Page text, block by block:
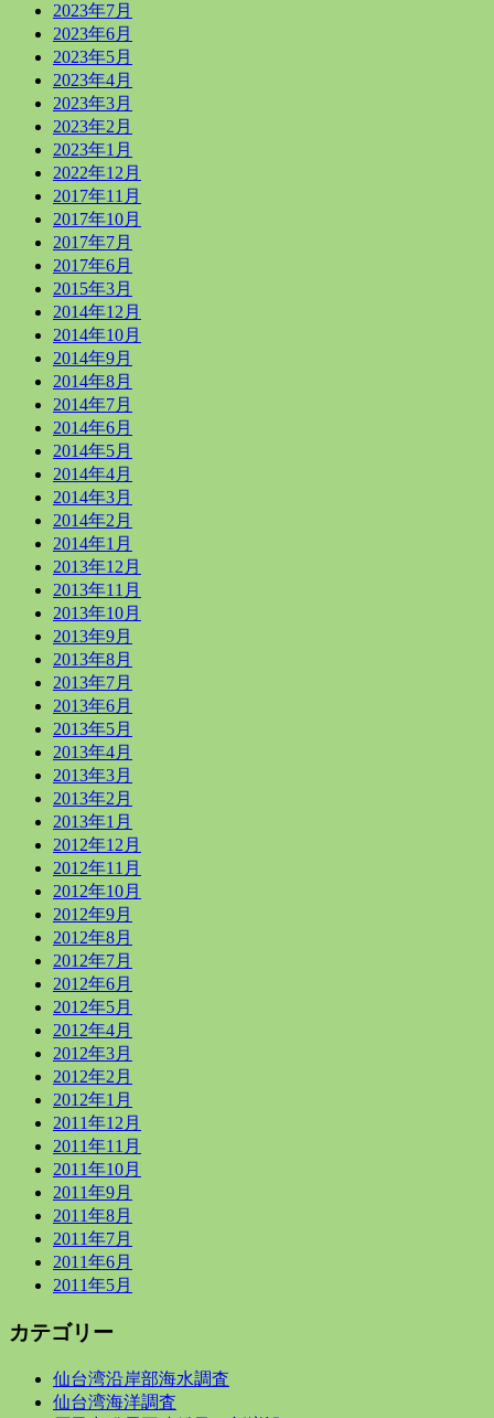
2023年7月
2023年6月
2023年5月
2023年4月
2023年3月
2023年2月
2023年1月
2022年12月
2017年11月
2017年10月
2017年7月
2017年6月
2015年3月
2014年12月
2014年10月
2014年9月
2014年8月
2014年7月
2014年6月
2014年5月
2014年4月
2014年3月
2014年2月
2014年1月
2013年12月
2013年11月
2013年10月
2013年9月
2013年8月
2013年7月
2013年6月
2013年5月
2013年4月
2013年3月
2013年2月
2013年1月
2012年12月
2012年11月
2012年10月
2012年9月
2012年8月
2012年7月
2012年6月
2012年5月
2012年4月
2012年3月
2012年2月
2012年1月
2011年12月
2011年11月
2011年10月
2011年9月
2011年8月
2011年7月
2011年6月
2011年5月
カテゴリー
仙台湾沿岸部海水調査
仙台湾海洋調査